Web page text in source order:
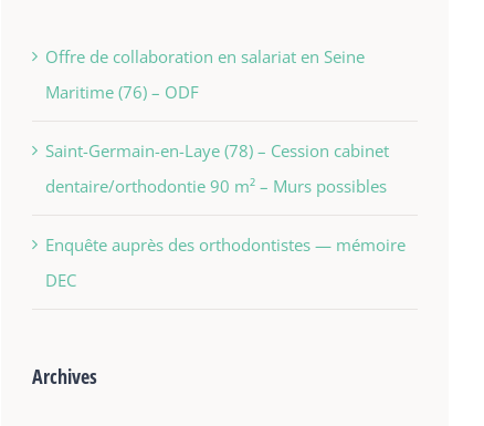
Offre de collaboration en salariat en Seine
Maritime (76) – ODF
Saint-Germain-en-Laye (78) – Cession cabinet
dentaire/orthodontie 90 m² – Murs possibles
Enquête auprès des orthodontistes — mémoire
DEC
Archives